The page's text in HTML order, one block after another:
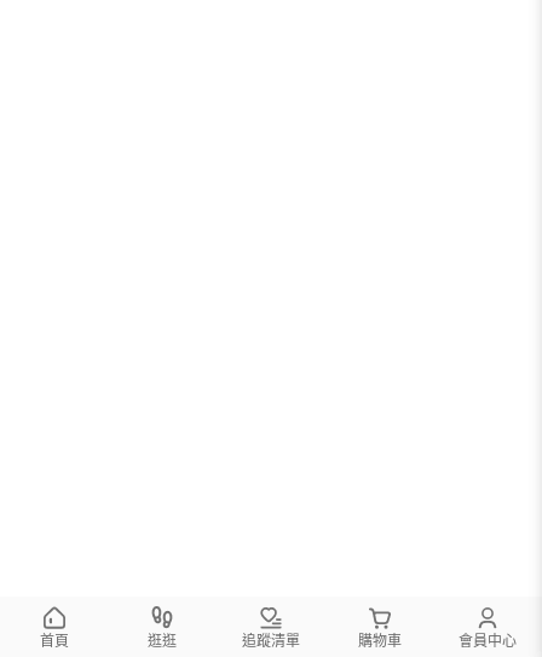
首頁 逛逛 追蹤清單 購物車 會員中心